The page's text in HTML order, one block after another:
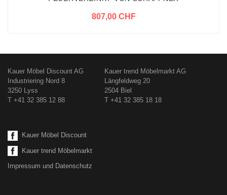
807,00 CHF
Kauer Möbel Discount AG
Industriering Nord 8
3250 Lyss
T +41 32 385 12 88
Kauer trend Möbelmarkt AG
Längfeldweg 20
2504 Biel
T +41 32 385 18 18
Kauer Möbel Discount
Kauer trend Möbelmarkt
Impressum und Datenschutz